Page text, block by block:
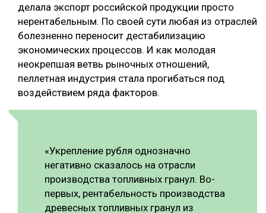
делала экспорт российской продукции просто
нерентабельным. По своей сути любая из отраслей
болезненно переносит дестабилизацию
экономических процессов. И как молодая
неокрепшая ветвь рыночных отношений,
пеллетная индустрия стала прогибаться под
воздействием ряда факторов.
«Укрепление рубля однозначно
негативно сказалось на отрасли
производства топливных гранул. Во-
первых, рентабельность производства
древесных топливных гранул из